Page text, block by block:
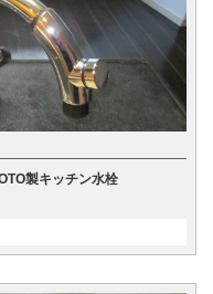
製キッチン水栓